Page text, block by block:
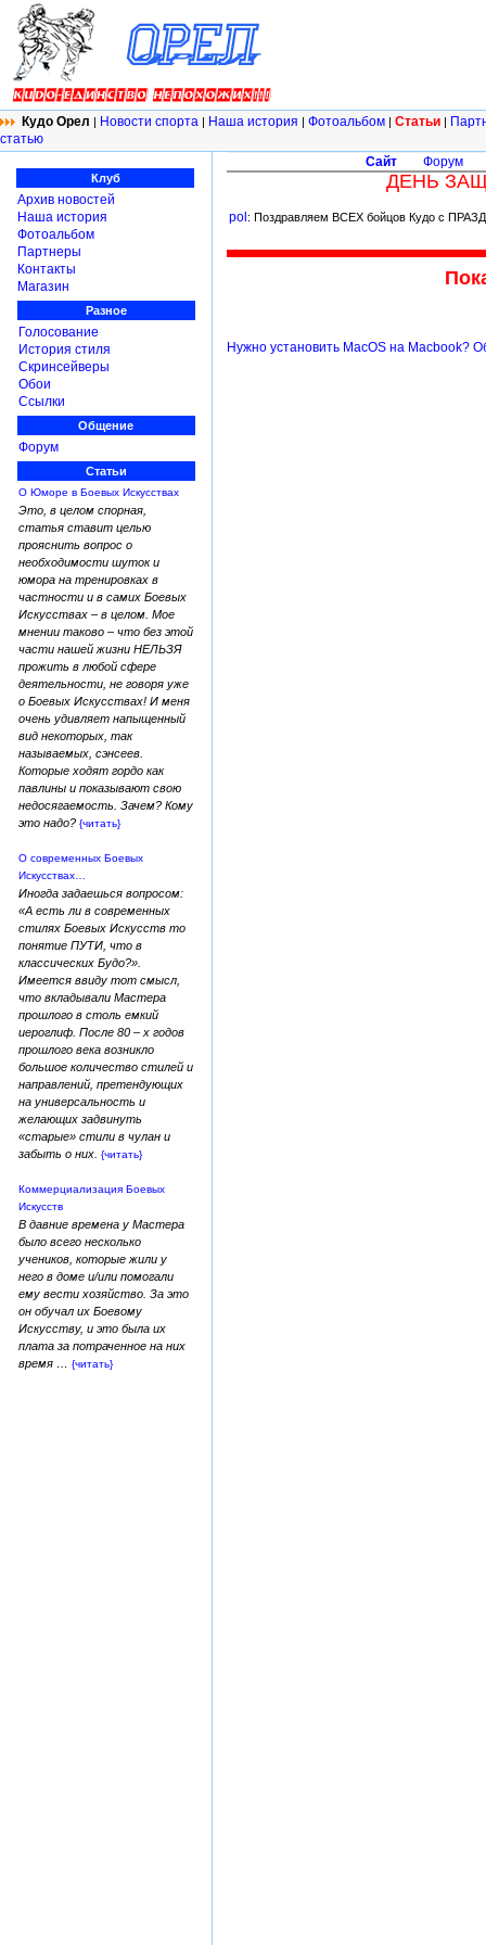
Кудо Орел | Новости спорта | Наша история | Фотоальбом | Статьи |
статью
Клуб
Архив новостей
Наша история
Фотоальбом
Партнеры
Контакты
Магазин
Разное
Голосование
История стиля
Скринсейверы
Обои
Ссылки
Общение
Форум
Статьи
О Юморе в Боевых Искусствах
Это, в целом спорная,
статья ставит целью
прояснить вопрос о
необходимости шуток и
юмора на тренировках в
частности и в самих Боевых
Искусствах – в целом. Мое
мнении таково – что без этой
части нашей жизни НЕЛЬЗЯ
прожить в любой сфере
деятельности, не говоря уже
о Боевых Искусствах! И меня
очень удивляет напыщенный
вид некоторых, так
называемых, сэнсеев.
Которые ходят гордо как
павлины и показывают свою
недосягаемость. Зачем? Кому
это надо? {читать}
О современных Боевых
Искусствах…
Иногда задаешься вопросом:
«А есть ли в современных
стилях Боевых Искусств то
понятие ПУТИ, что в
классических Будо?».
Имеется ввиду тот смысл,
что вкладывали Мастера
прошлого в столь емкий
иероглиф. После 80 – х годов
прошлого века возникло
большое количество стилей и
направлений, претендующих
на универсальность и
желающих задвинуть
«старые» стили в чулан и
забыть о них. {читать}
Коммерциализация Боевых
Искусств
В давние времена у Мастера
было всего несколько
учеников, которые жили у
него в доме и/или помогали
ему вести хозяйство. За это
он обучал их Боевому
Искусству, и это была их
плата за потраченное на них
время … {читать}
Сайт Форум
ДЕНЬ
pol : Поздравляем ВСЕХ бойцов Кудо с
Нужно установить MacOS на Macbook?